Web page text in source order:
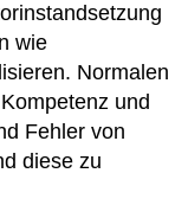
wie
Normalen
und
Fehler von
diese zu